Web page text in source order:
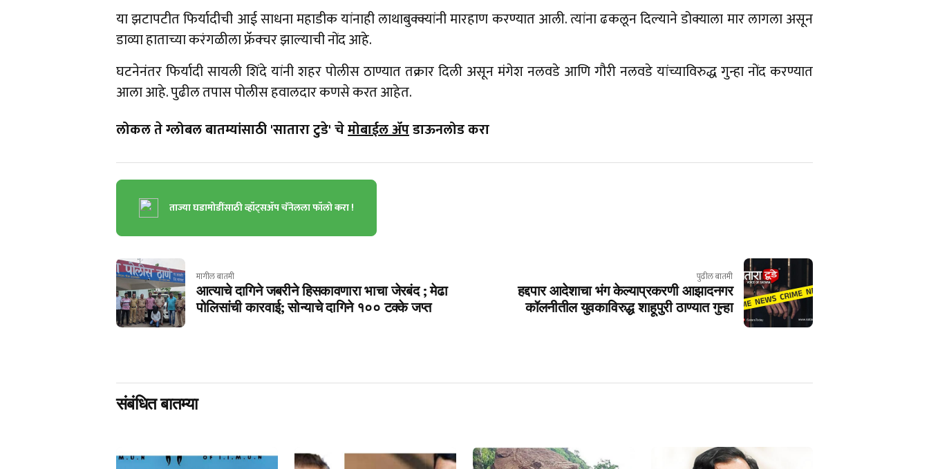
या झटापटीत फिर्यादीची आई साधना महाडीक यांनाही लाथाबुक्क्यांनी मारहाण करण्यात आली. त्यांना ढकलून दिल्याने डोक्याला मार लागला असून
डाव्या हाताच्या करंगळीला फ्रॅक्चर झाल्याची नोंद आहे.
घटनेनंतर फिर्यादी सायली शिंदे यांनी शहर पोलीस ठाण्यात तक्रार दिली असून मंगेश नलवडे आणि गौरी नलवडे यांच्याविरुद्ध गुन्हा नोंद करण्यात
आला आहे. पुढील तपास पोलीस हवालदार कणसे करत आहेत.
लोकल ते ग्लोबल बातम्यांसाठी 'सातारा टुडे' चेमोबाईल ॲपडाऊनलोड करा
ताज्या घडामोडींसाठी व्हॉट्सॲप चॅनेलला फॉलो करा !
मागील बातमी
आत्याचे दागिने जबरीने हिसकावणारा भाचा जेरबंद ; मेढा
पोलिसांची कारवाई; सोन्याचे दागिने १०० टक्के जप्त
पुढील बातमी
हद्दपार आदेशाचा भंग केल्याप्रकरणी आझादनगर
कॉलनीतील युवकाविरुद्ध शाहूपुरी ठाण्यात गुन्हा
संबंधित बातम्या